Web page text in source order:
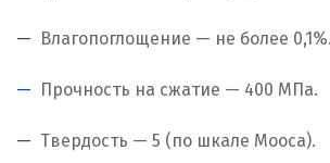
Влагопоглощение — не более 0,1%.
Прочность на сжатие — 400 МПа.
Твердость — 5 (по шкале Мооса).